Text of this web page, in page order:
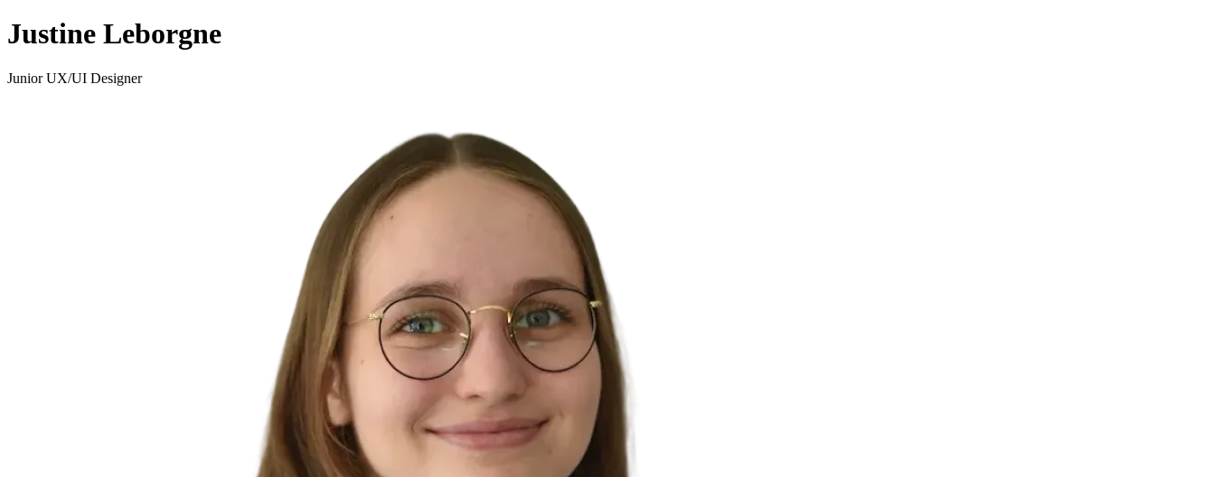
Justine Leborgne
Junior UX/UI Designer